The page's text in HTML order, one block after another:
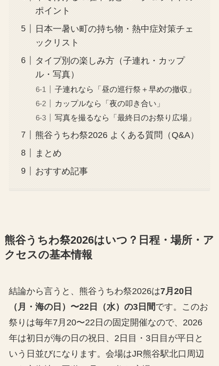
ポイント
日本一暑い町の持ち物・熱中症対策チェ
ックリスト
タイプ別の楽しみ方（子連れ・カップ
ル・写真）
子連れなら「昼の巡行祭＋早めの撤収」
カップルなら「夜の叩き合い」
写真を撮るなら「最終日のお祭り広場」
熊谷うちわ祭2026 よくある質問（Q&A）
まとめ
おすすめ記事
熊谷うちわ祭2026はいつ？日程・場所・ア
クセスの基本情報
結論から言うと、熊谷うちわ祭2026は7月20日
（月・海の日）〜22日（水）の3日間です。このお
祭りは毎年7月20〜22日の固定開催なので、2026
年は初日が海の日の祝日、2日目・3日目が平日と
いう日並びになります。会場はJR熊谷駅北口周辺